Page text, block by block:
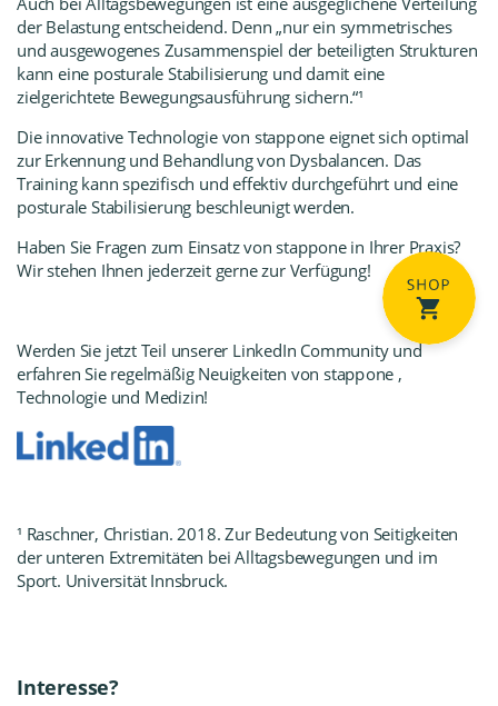
der Belastung entscheidend. Denn „nur ein symmetrisches
und ausgewogenes Zusammenspiel der beteiligten Strukturen
kann eine posturale Stabilisierung und damit eine
zielgerichtete Bewegungsausführung sichern.“¹
Die innovative Technologie von stappone eignet sich optimal
zur Erkennung und Behandlung von Dysbalancen. Das
Training kann spezifisch und effektiv durchgeführt und eine
posturale Stabilisierung beschleunigt werden.
Haben Sie Fragen zum Einsatz von stappone in Ihrer Praxis?
Wir stehen Ihnen jederzeit gerne zur Verfügung!
Werden Sie jetzt Teil unserer LinkedIn Communityund
erfahren Sie regelmäßig Neuigkeiten von stappone ,
Technologie und Medizin!
¹ Raschner, Christian. 2018. Zur Bedeutung von Seitigkeiten
der unteren Extremitäten bei Alltagsbewegungen und im
Sport. Universität Innsbruck.
Interesse?